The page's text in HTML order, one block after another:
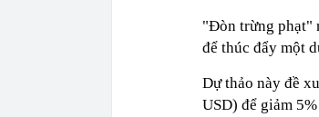
"Đòn trừng phạt"
để thúc đẩy một
Dự thảo này đề
USD) để giảm